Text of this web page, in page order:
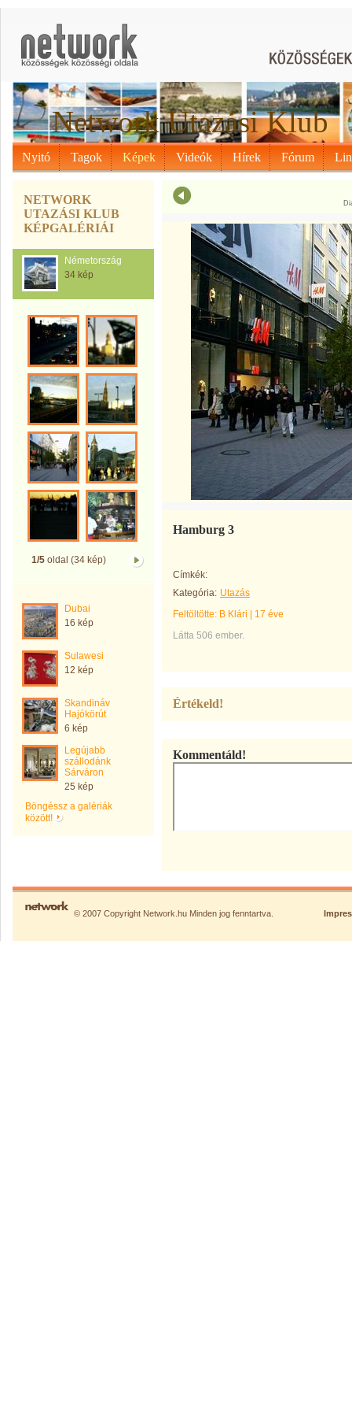
Network Utazási Klub
Nyitó Tagok Képek Videók Hírek Fórum
NETWORK
UTAZÁSI KLUB
KÉPGALÉRIÁI
Németország
34 kép
1/5oldal (34 kép)
Dubai
16 kép
Sulawesi
12 kép
Skandináv
Hajókörút
6 kép
Legújabb
szállodánk
Sárváron
25 kép
Böngéssz a galériák
között!
Hamburg 3
Címkék:
Kategória: Utazás
Feltöltötte: B Klári
17 éve
Látta 506 ember.
Értékeld!
Kommentáld!
© 2007 Copyright Network.hu Minden jog fenntartva.